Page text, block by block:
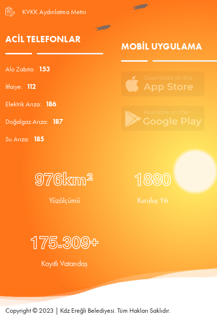
KVKK Aydınlatma Metni
ACIL TELEFONLAR
Alo Zabıta: 153
İtfaiye: 112
Elektrik Arıza: 186
Doğalgaz Arıza: 187
Su Arıza: 185
MOBIL UYGULAMA
976km²
Yüzölçümü
1880
Kuruluş Yılı
175.309+
Kayıtlı Vatandaş
Copyright © 2023 | Kdz Ereğli Belediyesi. Tüm Hakları Saklıdır.